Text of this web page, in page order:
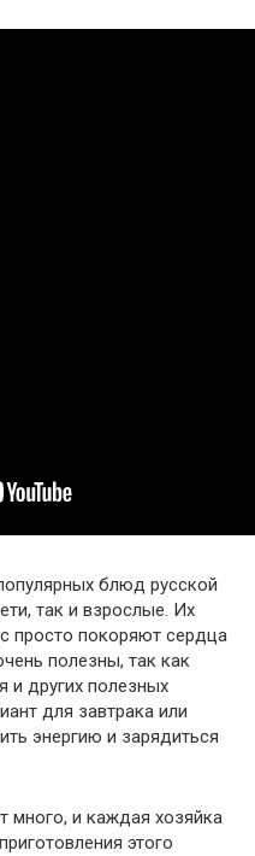
блюд русской
так и взрослые. Их
просто покоряют сердца
полезны, так как
и других полезных
для завтрака или
энергию и зарядиться
много, и каждая хозяйка
этого